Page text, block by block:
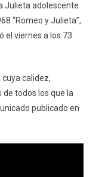
Julieta adolescente
“Romeo y Julieta”,
el viernes a los 73
calidez,
de todos los que la
publicado en